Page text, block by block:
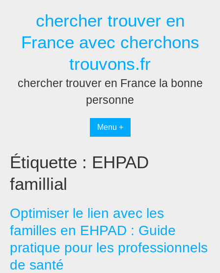
chercher trouver en
France avec cherchons
trouvons.fr
chercher trouver en France la bonne
personne
Menu +
Étiquette : EHPAD
famillial
Optimiser le lien avec les
familles en EHPAD : Guide
pratique pour les professionnels
de santé